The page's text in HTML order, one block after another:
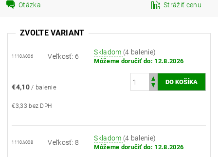
Otázka Strážiť cenu
ZVOĽTE VARIANT
1110A006 Veľkosť: 6
Skladom (4 balenie)
Môžeme doručiť do: 12.8.2026
€4,10 / balenie
€3,33 bez DPH
1110A008 Veľkosť: 8
Skladom (4 balenie)
Môžeme doručiť do: 12.8.2026